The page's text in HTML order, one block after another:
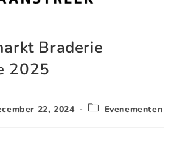
Braderie
2025
22, 2024 Evenementen